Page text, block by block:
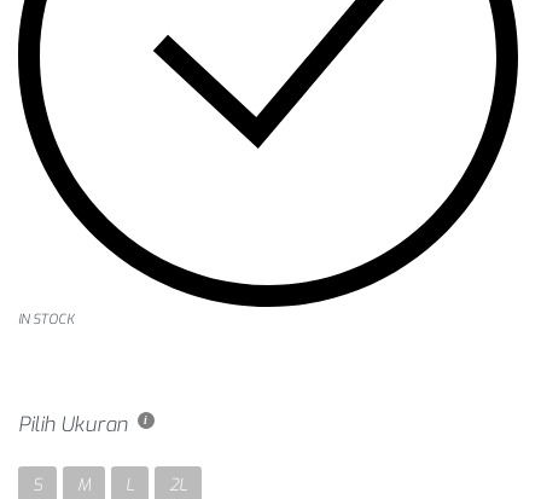
IN STOCK
Pilih Ukuran
S M L 2L